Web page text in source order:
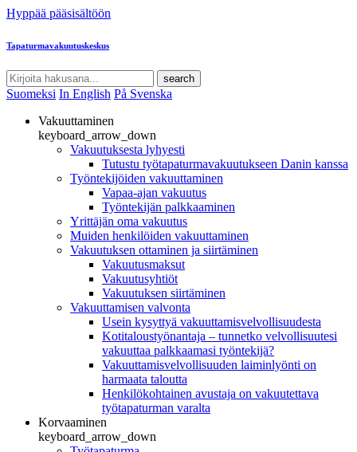
Hyppää pääsisältöön
Tapaturmavakuutuskeskus
search
Suomeksi In English På Svenska
Vakuuttaminen
keyboard_arrow_down
Vakuutuksesta lyhyesti
Tutustu työtapaturmavakuutukseen Danin kanssa
Työntekijöiden vakuuttaminen
Vapaa-ajan vakuutus
Työntekijän palkkaaminen
Yrittäjän oma vakuutus
Muiden henkilöiden vakuuttaminen
Vakuutuksen ottaminen ja siirtäminen
Vakuutusmaksut
Vakuutusyhtiöt
Vakuutuksen siirtäminen
Vakuuttamisen valvonta
Usein kysyttyä vakuuttamisvelvollisuudesta
Kotitaloustyönantaja – tunnetko velvollisuutesi
vakuuttaa palkkaamasi työntekijä?
Vakuuttamisvelvollisuuden laiminlyönti on
harmaata taloutta
Henkilökohtainen avustaja on vakuutettava
työtapaturman varalta
Korvaaminen
keyboard_arrow_down